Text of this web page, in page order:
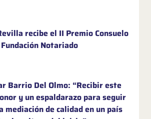
recibe el II Premio Consuelo
Notariado
Barrio Del Olmo: “Recibir este
y un espaldarazo para seguir
mediación de calidad en un país